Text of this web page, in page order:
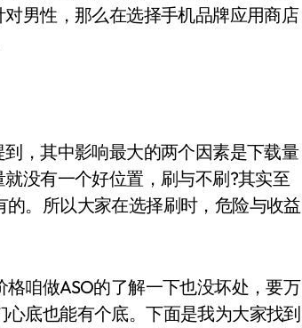
男性，那么在选择手机品牌应用商店
，其中影响最大的两个因素是下载量
没有一个好位置，刷与不刷?其实至
。所以大家在选择刷时，危险与收益
咱做ASO的了解一下也没坏处，要万
底也能有个底。下面是我为大家找到